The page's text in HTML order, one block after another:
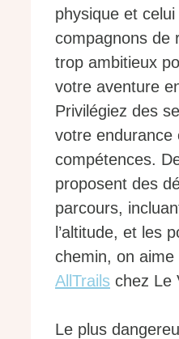
physique et
compagnons de
trop ambitieux
votre aventure
Privilégiez des
votre endurance
compétences.
proposent des
parcours,
l’altitude, et les
chemin, on aime
AllTrails chez Le
Le plus